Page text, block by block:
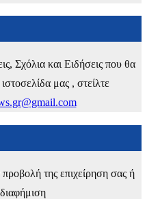
Σχόλια και Ειδήσεις που θα
μας , στείλτε
της επιχείρηση σας ή